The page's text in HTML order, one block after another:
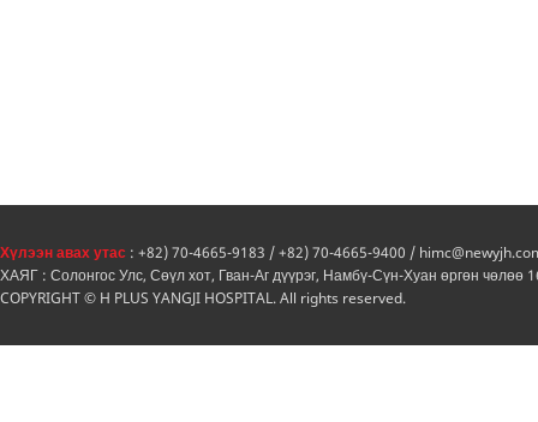
Хүлээн авах утас : +82) 70-4665-9183 / +82) 70-4665-9400 /
ХАЯГ : Солонгос Улс, Сөүл хот, Гван-Аг дүүрэг, Намбү-Сүн-Хуан өргөн чөлөө
COPYRIGHT © H PLUS YANGJI HOSPITAL. All rights reserved.